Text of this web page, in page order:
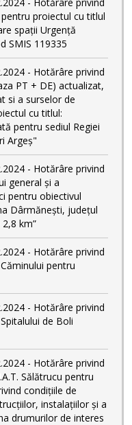
proiectul cu titlul
spații Urgență
SMIS 119335
- Hotărâre privind
PT + DE) actualizat,
si a surselor de
cu titlul:
pentru sediul Regiei
Argeș"
- Hotărâre privind
general și a
pentru obiectivul
Dârmănești, județul
km”
- Hotărâre privind
pentru
- Hotărâre privind
de Boli
- Hotărâre privind
Sălătrucu pentru
condiţiile de
instalaţiilor şi a
drumurilor de interes